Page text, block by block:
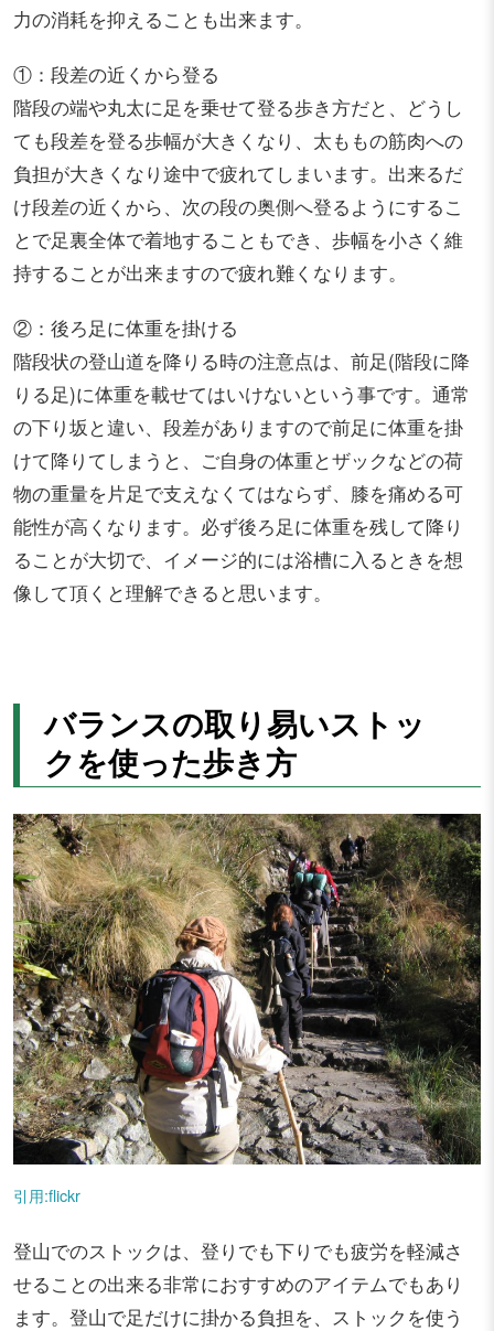
力の消耗を抑えることも出来ます。
①：段差の近くから登る
階段の端や丸太に足を乗せて登る歩き方だと、どうし
ても段差を登る歩幅が大きくなり、太ももの筋肉への
負担が大きくなり途中で疲れてしまいます。出来るだ
け段差の近くから、次の段の奥側へ登るようにするこ
とで足裏全体で着地することもでき、歩幅を小さく維
持することが出来ますので疲れ難くなります。
②：後ろ足に体重を掛ける
階段状の登山道を降りる時の注意点は、前足(階段に降
りる足)に体重を載せてはいけないという事です。通常
の下り坂と違い、段差がありますので前足に体重を掛
けて降りてしまうと、ご自身の体重とザックなどの荷
物の重量を片足で支えなくてはならず、膝を痛める可
能性が高くなります。必ず後ろ足に体重を残して降り
ることが大切で、イメージ的には浴槽に入るときを想
像して頂くと理解できると思います。
バランスの取り易いストッ
クを使った歩き方
引用:flickr
登山でのストックは、登りでも下りでも疲労を軽減さ
せることの出来る非常におすすめのアイテムでもあり
ます。登山で足だけに掛かる負担を、ストックを使う